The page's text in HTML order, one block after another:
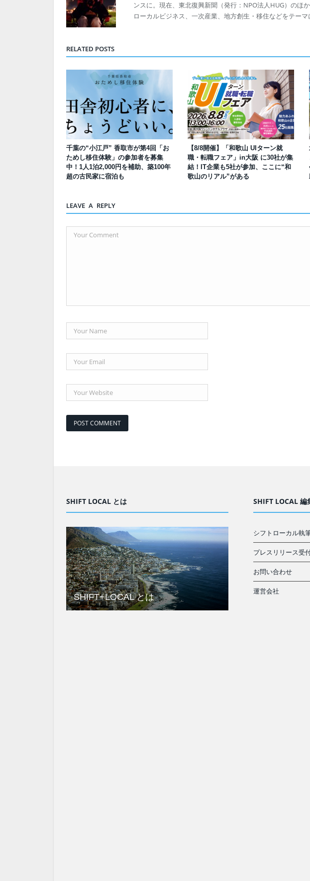
ンスに。現在、東北復興新聞（発行：NPO法人HUG）のほ
ローカルビジネス、一次産業、地方創生・移住などをテーマ
RELATED POSTS
千葉の“小江戸” 香取市が第4回「お
ためし移住体験」の参加者を募集
中！1人1泊2,000円を補助、築100年
超の古民家に宿泊も
【8/8開催】「和歌山 UIターン就
職・転職フェア」in大阪 に30社が集
結！IT企業も5社が参加、ここに“和
歌山のリアル”がある
LEAVE A REPLY
千葉の“小
人1泊
岡山市、
企業訪問
学生対象
ステム開
利用者の
ビゲート
愛知県西
リー層に
【6/27開
体に加え
【6/20開
ンジニア
【6/13開
6/6には“
SHIFT LOCAL とは
SHIFT+LOCAL とは
SHIFT LOCAL 編
シフトローカル執
プレスリリース受
お問い合わせ
運営会社